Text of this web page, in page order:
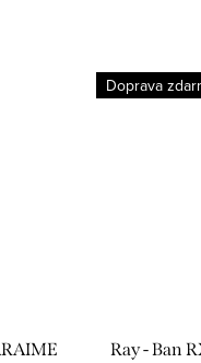
Doprava
Ray - Ban